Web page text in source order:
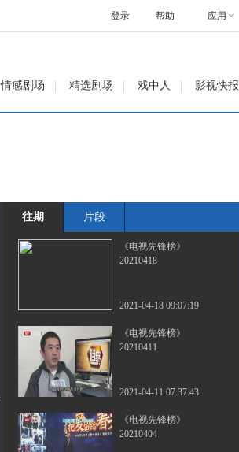
帮助 应用
登录
情感剧场 精选剧场 戏中人 影视快报
往期 片段
《电视先锋榜》
20210418
2021-04-18 09:07:19
《电视先锋榜》
20210411
2021-04-11 07:37:43
《电视先锋榜》
20210404